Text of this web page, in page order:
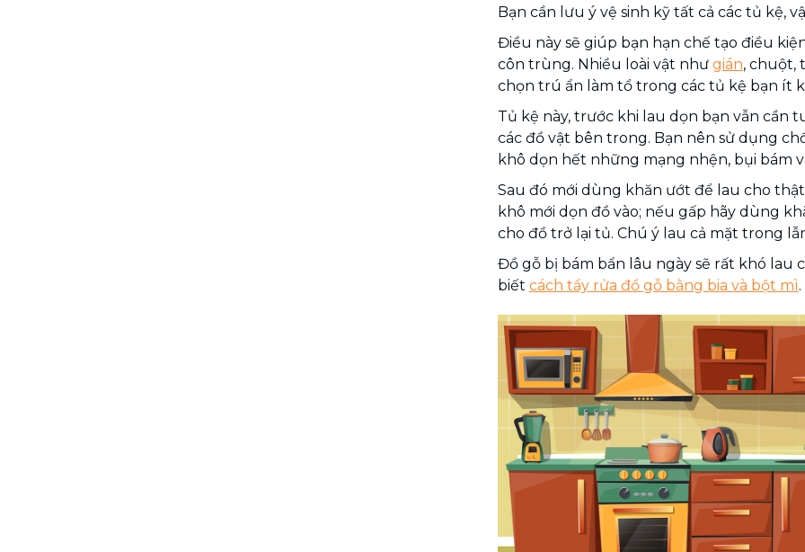
Bạn cần lưu ý vệ sinh kỹ tất cả các tủ kệ,
Điều này sẽ giúp bạn hạn chế tạo điều
côn trùng. Nhiều loài vật như gián, chuột,
chọn trú ẩn làm tổ trong các tủ kệ bạn ít
Tủ kệ này, trước khi lau dọn bạn vẫn cần
các đồ vật bên trong. Bạn nên sử dụng
khô dọn hết những mạng nhện, bụi bám
Sau đó mới dùng khăn ướt để lau cho
khô mới dọn đồ vào; nếu gấp hãy dùng
cho đồ trở lại tủ. Chú ý lau cả mặt trong
Đồ gỗ bị bám bẩn lâu ngày sẽ rất khó lau
biết cách tẩy rửa đồ gỗ bằng bia và bột mì.